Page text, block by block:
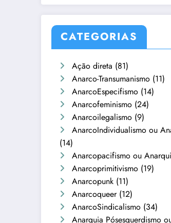
CATEGORIAS
Ação direta (81)
Anarco-Transumanismo (11)
AnarcoEspecifismo (14)
Anarcofeminismo (24)
Anarcoilegalismo (9)
AnarcoIndividualismo ou
(14)
Anarcopacifismo ou
Anarcoprimitivismo (19)
Anarcopunk (11)
Anarcoqueer(12)
AnarcoSindicalismo (34)
Anarquia Pósesquerdismo